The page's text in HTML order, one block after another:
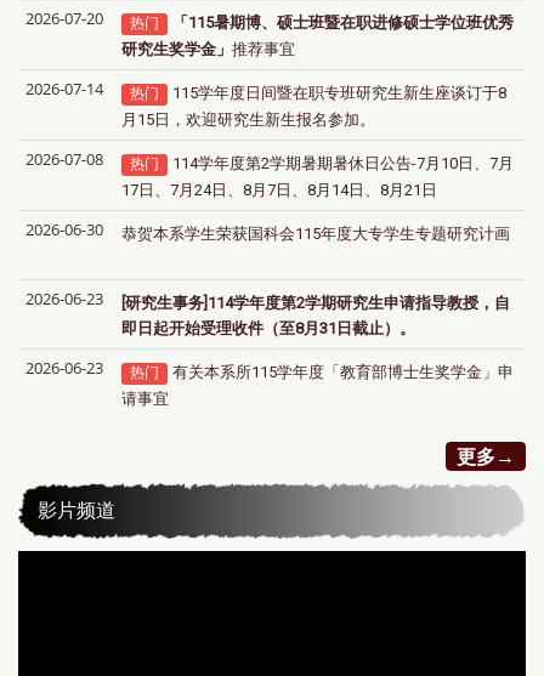
2026-07-20 热门 「 115暑期博、硕士班暨在职进修硕士学位班优秀
研究生奖学金」 推荐事宜
2026-07-14 热门
115学年度日间暨在职专班研究生新生座谈订于8
月15日，欢迎研究生新生报名参加。
2026-07-08 热门
114学年度第2学期暑期暑休日公告-7月10日、7月
17日、7月24日、8月7日、8月14日、8月21日
2026-06-30 恭贺本系学生荣获国科会115年度大专学生专题研究计画
2026-06-23
[研究生事务]114学年度第2学期研究生申请指导教授，自
即日起开始受理收件（至8月31日截止）。
2026-06-23 热门
有关本系所115学年度「教育部博士生奖学金」申
请事宜
更多→
影片频道